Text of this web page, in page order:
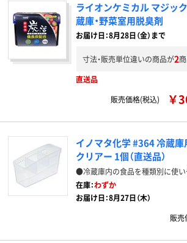
ライオンケミカル マジッ
蔵庫・野菜室用脱臭剤
お届け日：8月28日（金）まで
寸法・販売単位違いの商品が2
直送品
販売価格(税込)
￥
イノマタ化学 #364 冷蔵
クリアー 1個（直送品）
●冷蔵庫内の食品を種類別に使い
在庫：わずか
お届け日：8月27日（木）
販売